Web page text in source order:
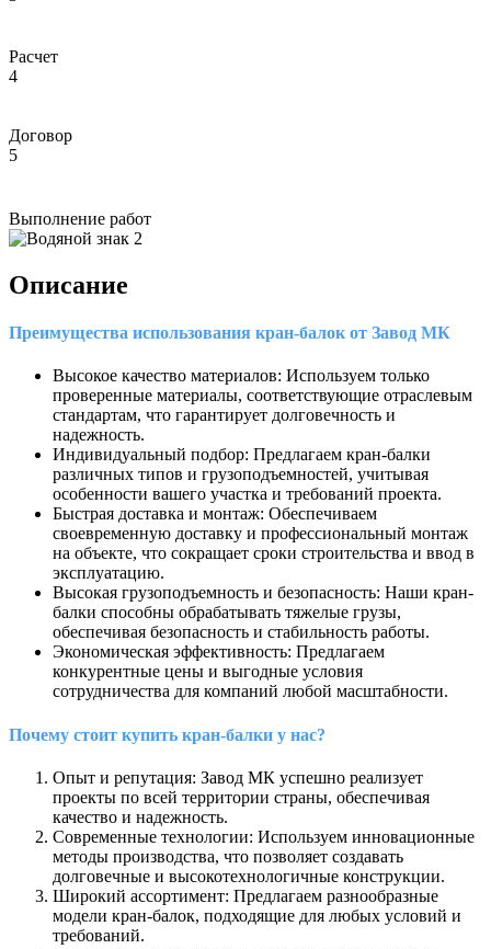
Расчет
4
Договор
5
Выполнение работ
Описание
Преимущества использования кран-балок от Завод МК
Высокое качество материалов: Используем только
проверенные материалы, соответствующие отраслевым
стандартам, что гарантирует долговечность и
надежность.
Индивидуальный подбор: Предлагаем кран-балки
различных типов и грузоподъемностей, учитывая
особенности вашего участка и требований проекта.
Быстрая доставка и монтаж: Обеспечиваем
своевременную доставку и профессиональный монтаж
на объекте, что сокращает сроки строительства и ввод в
эксплуатацию.
Высокая грузоподъемность и безопасность: Наши кран-
балки способны обрабатывать тяжелые грузы,
обеспечивая безопасность и стабильность работы.
Экономическая эффективность: Предлагаем
конкурентные цены и выгодные условия
сотрудничества для компаний любой масштабности.
Почему стоит купить кран-балки у нас?
Опыт и репутация: Завод МК успешно реализует
проекты по всей территории страны, обеспечивая
качество и надежность.
Современные технологии: Используем инновационные
методы производства, что позволяет создавать
долговечные и высокотехнологичные конструкции.
Широкий ассортимент: Предлагаем разнообразные
модели кран-балок, подходящие для любых условий и
требований.